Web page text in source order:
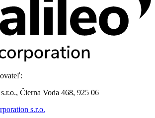
Čierna Voda 468, 925 06
s.r.o.